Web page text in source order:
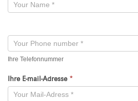
-
Ihre Telefonnummer
Ihre E-mail-Adresse *